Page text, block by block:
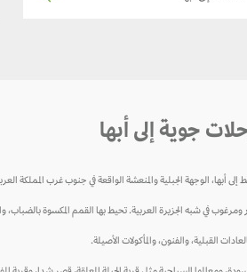
جوية إلى أبها
الوجهة الجبلية والمنعشة الواقعة في جنوب غرب المملكة
في شبه الجزيرة العربية. تحيط بها القمم المكسوة بالضباب،
القبلية، والفنون، والمأكولات الأصيلة.